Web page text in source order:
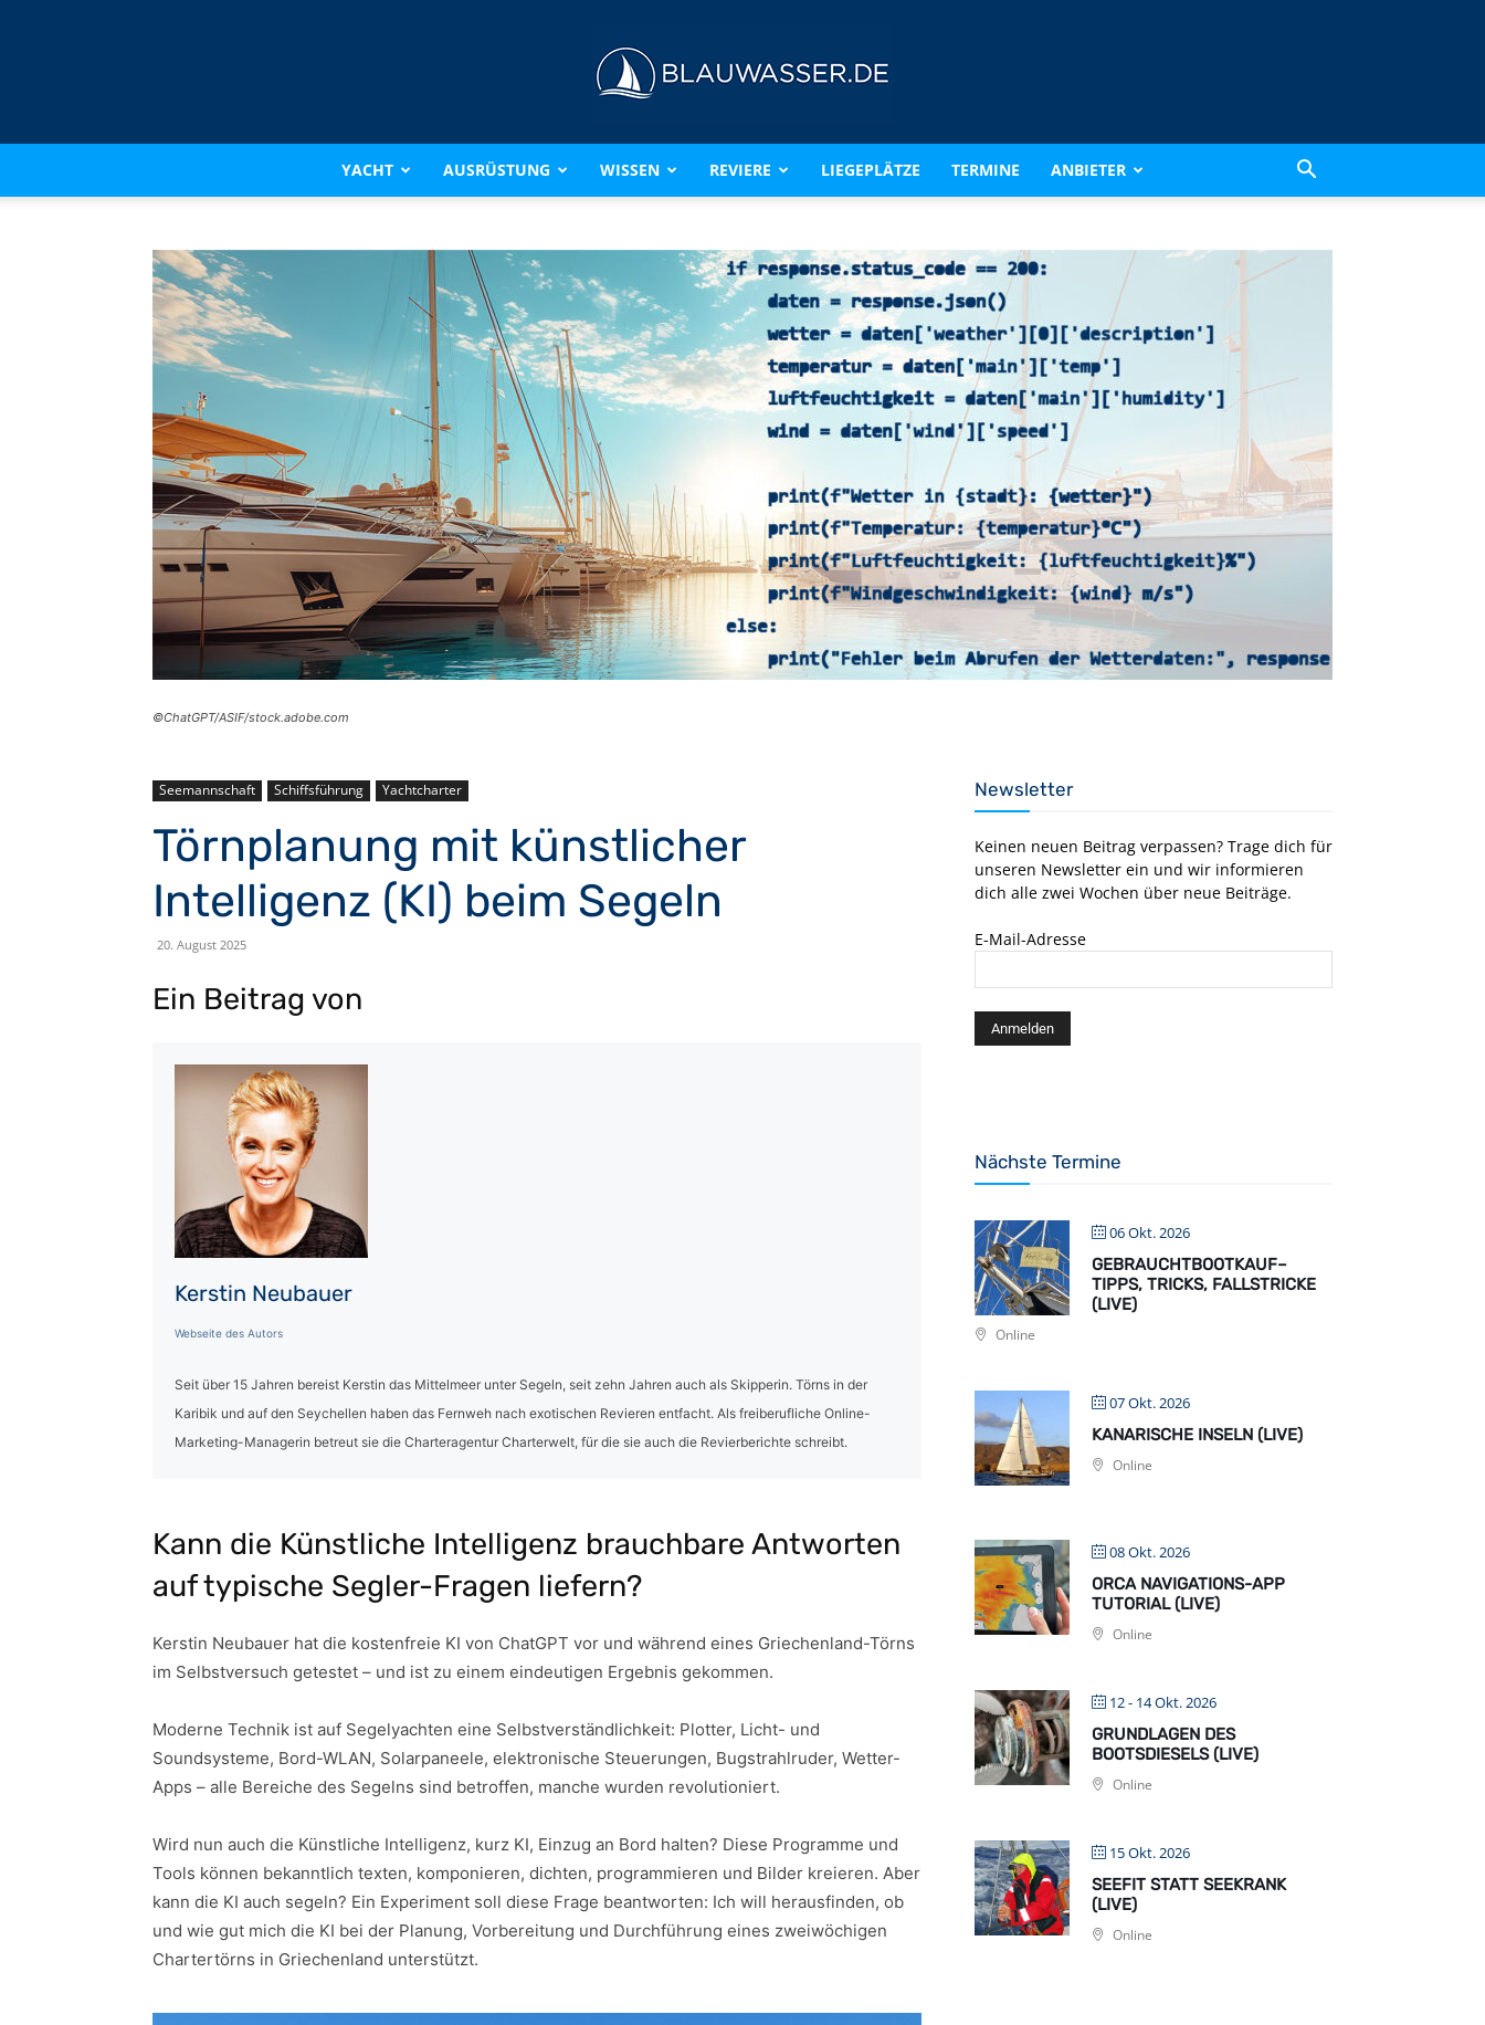
BLAUWASSER.DE
YACHT AUSRÜSTUNG WISSEN REVIERE LIEGEPLÄTZE TERMINE ANBIETER
©ChatGPT/ASIF/stock.adobe.com
Seemannschaft Schiffsführung Yachtcharter
Törnplanung mit künstlicher
Intelligenz (KI) beim Segeln
20. August 2025
Ein Beitrag von
Kerstin Neubauer
Webseite des Autors
Seit über 15 Jahren bereist Kerstin das Mittelmeer unter Segeln, seit zehn Jahren auch als Skipperin. Törns in der
Karibik und auf den Seychellen haben das Fernweh nach exotischen Revieren entfacht. Als freiberufliche Online-
Marketing-Managerin betreut sie die Charteragentur Charterwelt, für die sie auch die Revierberichte schreibt.
Kann die Künstliche Intelligenz brauchbare Antworten
auf typische Segler-Fragen liefern?
Kerstin Neubauer hat die kostenfreie KI von ChatGPT vor und während eines Griechenland-Törns
im Selbstversuch getestet – und ist zu einem eindeutigen Ergebnis gekommen.
Moderne Technik ist auf Segelyachten eine Selbstverständlichkeit: Plotter, Licht- und
Soundsysteme, Bord-WLAN, Solarpaneele, elektronische Steuerungen, Bugstrahlruder, Wetter-
Apps – alle Bereiche des Segelns sind betroffen, manche wurden revolutioniert.
Wird nun auch die Künstliche Intelligenz, kurz KI, Einzug an Bord halten? Diese Programme und
Tools können bekanntlich texten, komponieren, dichten, programmieren und Bilder kreieren. Aber
kann die KI auch segeln? Ein Experiment soll diese Frage beantworten: Ich will herausfinden, ob
und wie gut mich die KI bei der Planung, Vorbereitung und Durchführung eines zweiwöchigen
Chartertörns in Griechenland unterstützt.
Newsletter
Keinen neuen Beitrag verpassen? Trage dich für
unseren Newsletter ein und wir informieren
dich alle zwei Wochen über neue Beiträge.
E-Mail-Adresse
Nächste Termine
06 Okt. 2026
GEBRAUCHTBOOTKAUF–
TIPPS, TRICKS, FALLSTRICKE
(LIVE)
Online
07 Okt. 2026
KANARISCHE INSELN (LIVE)
Online
08 Okt. 2026
ORCA NAVIGATIONS-APP
TUTORIAL (LIVE)
Online
12 - 14 Okt. 2026
GRUNDLAGEN DES
BOOTSDIESELS (LIVE)
Online
15 Okt. 2026
SEEFIT STATT SEEKRANK
(LIVE)
Online